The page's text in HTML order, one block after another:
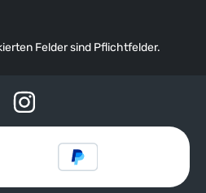
Felder sind Pflichtfelder.